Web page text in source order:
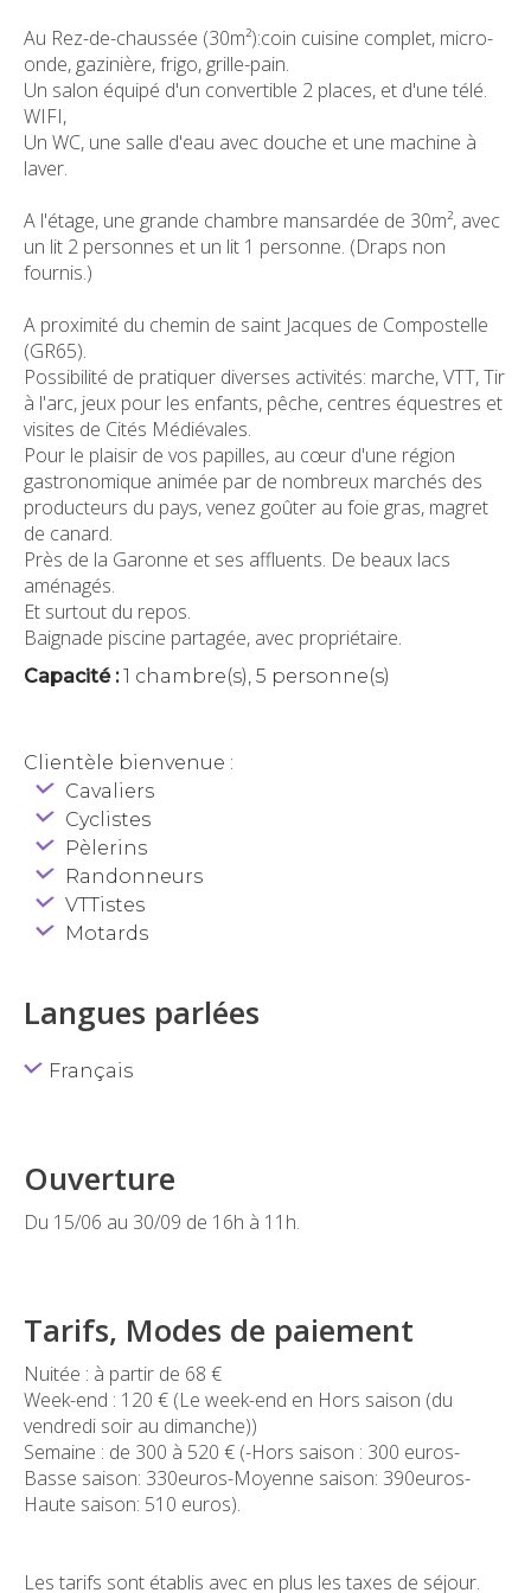
Au Rez-de-chaussée (30m²):coin cuisine complet, micro-
onde, gazinière, frigo, grille-pain.
Un salon équipé d'un convertible 2 places, et d'une télé.
WIFI,
Un WC, une salle d'eau avec douche et une machine à
laver.
A l'étage, une grande chambre mansardée de 30m², avec
un lit 2 personnes et un lit 1 personne. (Draps non
fournis.)
A proximité du chemin de saint Jacques de Compostelle
(GR65).
Possibilité de pratiquer diverses activités: marche, VTT, Tir
à l'arc, jeux pour les enfants, pêche, centres équestres et
visites de Cités Médiévales.
Pour le plaisir de vos papilles, au cœur d'une région
gastronomique animée par de nombreux marchés des
producteurs du pays, venez goûter au foie gras, magret
de canard.
Près de la Garonne et ses affluents. De beaux lacs
aménagés.
Et surtout du repos.
Baignade piscine partagée, avec propriétaire.
Capacité :1 chambre(s), 5 personne(s)
Clientèle bienvenue :
Cavaliers
Cyclistes
Pèlerins
Randonneurs
VTTistes
Motards
Langues parlées
Français
Ouverture
Du 15/06 au 30/09 de 16h à 11h.
Tarifs, Modes de paiement
Nuitée : à partir de 68 €
Week-end : 120 € (Le week-end en Hors saison (du
vendredi soir au dimanche))
Semaine : de 300 à 520 € (-Hors saison : 300 euros-
Basse saison: 330euros-Moyenne saison: 390euros-
Haute saison: 510 euros).
Les tarifs sont établis avec en plus les taxes de séjour.